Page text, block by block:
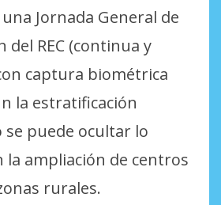
Jornada General de
del REC (continua y
captura biométrica
la estratificación
se puede ocultar lo
la ampliación de centros
rurales.